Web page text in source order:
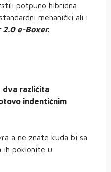
potpuno hibridna
mehanički ali i
2.0 e-Boxer.
dva različita
indentičnim
a ne znate kuda bi sa
ih poklonite u